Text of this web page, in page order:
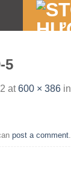
5
at600 × 386 in
post a comment.